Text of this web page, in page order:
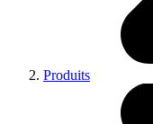
Produits